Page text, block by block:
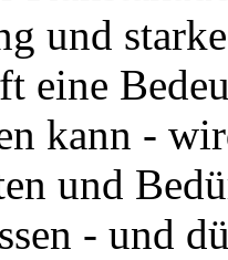
und
eine
kann -
und
- und